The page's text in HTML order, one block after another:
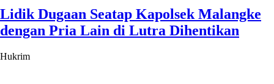
Lidik Dugaan Seatap Kapolsek Malangke
dengan Pria Lain di Lutra Dihentikan
Hukrim